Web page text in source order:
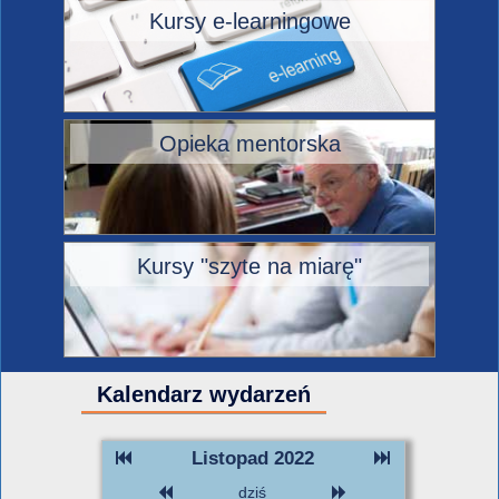
Kursy e-learningowe
Opieka mentorska
Kursy "szyte na miarę"
Kalendarz wydarzeń
Listopad 2022
dziś